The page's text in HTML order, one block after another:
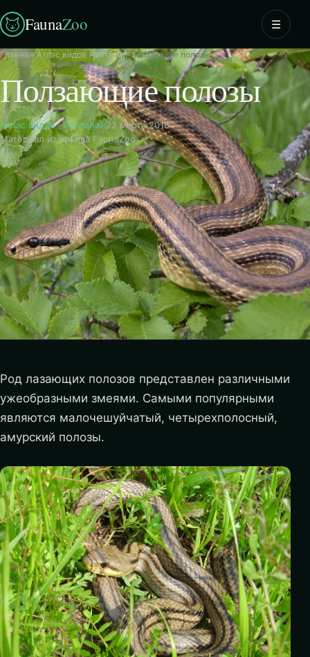
FaunaZoo ☰
Главная›Атлас видов›Рептилии›Ползающие полозы
Ползающие полозы
Атлас видов·Рептилии22 марта 2018
Материал из архива FaunaZoo
Род лазающих полозов представлен различными
ужеобразными змеями. Самыми популярными
являются малочешуйчатый, четырехполосный,
амурский полозы.